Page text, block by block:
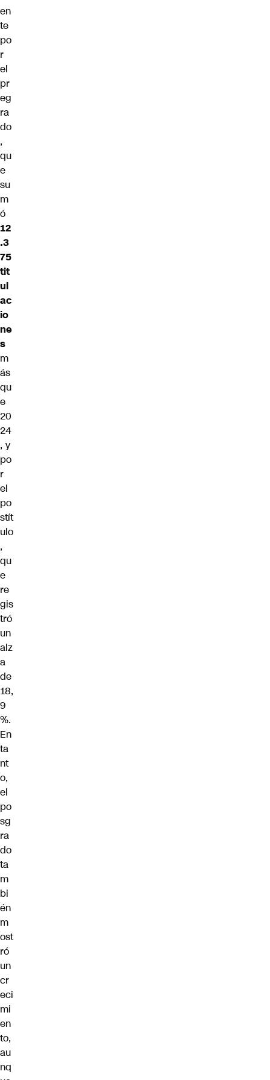
en
te
po
r
el
pr
eg
ra
do
,
qu
e
su
m
ó
12
.3
75
tit
ul
ac
io
ne
s
m
ás
qu
e
20
24
, y
po
r
el
po
stít
ulo
,
qu
e
re
gis
tró
un
alz
a
de
18,
9
%.
En
ta
nt
o,
el
po
sg
ra
do
ta
m
bi
én
m
ost
ró
un
cr
eci
mi
en
to,
au
nq